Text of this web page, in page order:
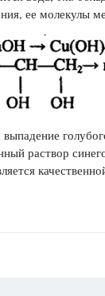
ее молекулы
раствор